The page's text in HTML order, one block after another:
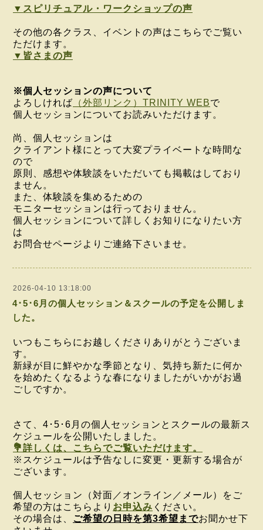
▼スピリチュアル・ワークショップの声
その他の各クラス、イベントの声はこちらでご覧い
ただけます。
▼皆さまの声
※個人セッションの声について
よろしければ （外部リンク）TRINITY WEBで
個人セッションについてお読みいただけます。
尚、個人セッションは
クライアント様にとって大変プライベートな時間な
ので
原則、感想や体験談をいただいても掲載はしており
ません。
また、体験談を集めるための
モニターセッションは行っておりません。
個人セッションについて詳しくお知りになりたい方
は
お問合せページよりご連絡下さいませ。
2026-04-10 13:18:00
4･5･6月の個人セッション＆スクールの予定を公開しま
した。
いつもこちらにお越しくださりありがとうございま
す。
新緑が目に鮮やかな季節となり、気持ち新たに何か
を始めたくなるような春になりましたがいかがお過
ごしですか。
さて、4･5･6月の個人セッションとスクールの最新ス
ケジュールを公開いたしました。
💐詳しくは、こちらでご覧いただけます。
※スケジュールは予告なしに変更・更新する場合が
ございます。
個人セッション（対面／オンライン／メール）を ご
希望の方は こちらより お申込み ください。
その場合は、 ご希望の日時を第3希望までお聞かせ下